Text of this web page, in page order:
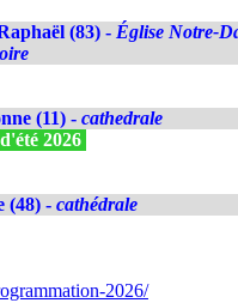
(83) - Église Notre-
(11) - cathedrale
2026
(48) - cathédrale
2026/